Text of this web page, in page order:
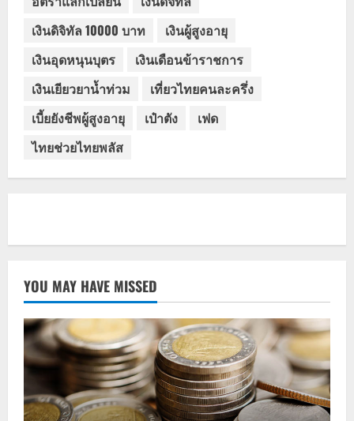
เงินดิจิทัล 10000 บาท
เงินผู้สูงอายุ
เงินอุดหนุนบุตร
เงินเดือนข้าราชการ
เงินเยียวยาน้ำท่วม
เที่ยวไทยคนละครึ่ง
เบี้ยยังชีพผู้สูงอายุ
เป๋าตัง
เฟด
ไทยช่วยไทยพลัส
YOU MAY HAVE MISSED